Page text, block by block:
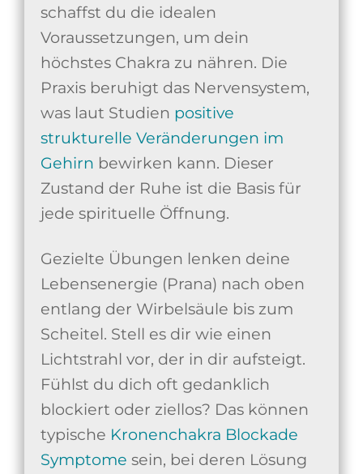
schaffst du die idealen
Voraussetzungen, um dein
höchstes Chakra zu nähren. Die
Praxis beruhigt das Nervensystem,
was laut Studien positive
strukturelle Veränderungen im
Gehirn bewirken kann. Dieser
Zustand der Ruhe ist die Basis für
jede spirituelle Öffnung.
Gezielte Übungen lenken deine
Lebensenergie (Prana) nach oben
entlang der Wirbelsäule bis zum
Scheitel. Stell es dir wie einen
Lichtstrahl vor, der in dir aufsteigt.
Fühlst du dich oft gedanklich
blockiert oder ziellos? Das können
typische Kronenchakra Blockade
Symptome sein, bei deren Lösung